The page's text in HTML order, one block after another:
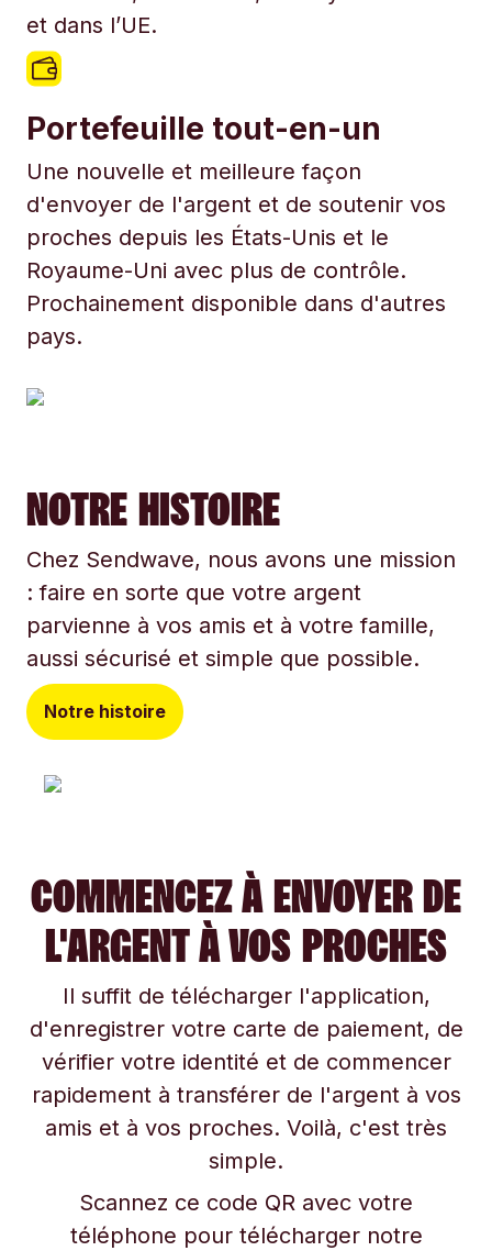
et dans l’UE.
Portefeuille tout-en-un
Une nouvelle et meilleure façon
d'envoyer de l'argent et de soutenir vos
proches depuis les États-Unis et le
Royaume-Uni avec plus de contrôle.
Prochainement disponible dans d'autres
pays.
NOTRE HISTOIRE
Chez Sendwave, nous avons une mission
: faire en sorte que votre argent
parvienne à vos amis et à votre famille,
aussi sécurisé et simple que possible.
Notre histoire
COMMENCEZ À ENVOYER DE
L'ARGENT À VOS PROCHES
Il suffit de télécharger l'application,
d'enregistrer votre carte de paiement, de
vérifier votre identité et de commencer
rapidement à transférer de l'argent à vos
amis et à vos proches. Voilà, c'est très
simple.
Scannez ce code QR avec votre
téléphone pour télécharger notre